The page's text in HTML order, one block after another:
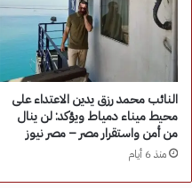
النائب محمد رزق يدين الاعتداء على
محيط ميناء دمياط ويؤكد: لن ينال
من أمن واستقرار مصر – مصر نيوز
منذ 6 أيام